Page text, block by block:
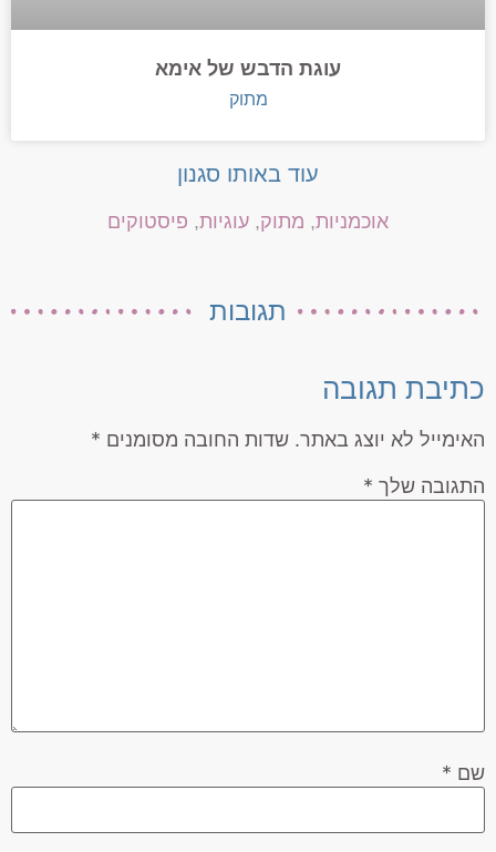
עוגת הדבש של אימא
מתוק
עוד באותו סגנון
אוכמניות, מתוק, עוגיות, פיסטוקים
תגובות
כתיבת תגובה
האימייל לא יוצג באתר. שדות החובה מסומנים *
התגובה שלך *
שם *